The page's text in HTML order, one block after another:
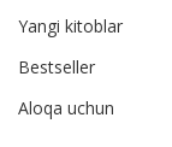
Yangi kitoblar
Bestseller
Aloqa uchun